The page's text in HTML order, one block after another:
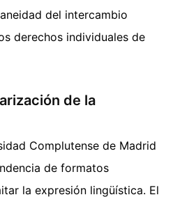
del intercambio
derechos individuales de
de la
Complutense de Madrid
de formatos
la expresión lingüística. El